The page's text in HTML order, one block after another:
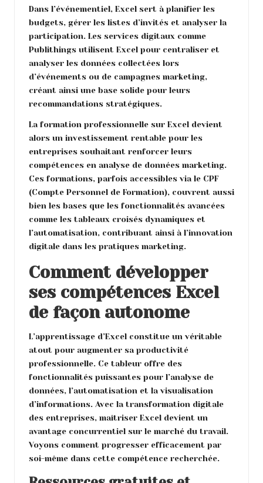
Dans l’événementiel, Excel sert à planifier les
budgets, gérer les listes d’invités et analyser la
participation. Les services digitaux comme
Publithings utilisent Excel pour centraliser et
analyser les données collectées lors
d’événements ou de campagnes marketing,
créant ainsi une base solide pour leurs
recommandations stratégiques.
La formation professionnelle sur Excel devient
alors un investissement rentable pour les
entreprises souhaitant renforcer leurs
compétences en analyse de données marketing.
Ces formations, parfois accessibles via le CPF
(Compte Personnel de Formation), couvrent aussi
bien les bases que les fonctionnalités avancées
comme les tableaux croisés dynamiques et
l’automatisation, contribuant ainsi à l’innovation
digitale dans les pratiques marketing.
Comment développer
ses compétences Excel
de façon autonome
L’apprentissage d’Excel constitue un véritable
atout pour augmenter sa productivité
professionnelle. Ce tableur offre des
fonctionnalités puissantes pour l’analyse de
données, l’automatisation et la visualisation
d’informations. Avec la transformation digitale
des entreprises, maîtriser Excel devient un
avantage concurrentiel sur le marché du travail.
Voyons comment progresser efficacement par
soi-même dans cette compétence recherchée.